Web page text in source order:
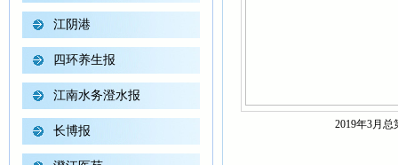
江阴港
四环养生报
江南水务澄水报
长博报 2019年3月总